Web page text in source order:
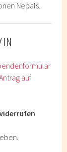
Nepals.
auf